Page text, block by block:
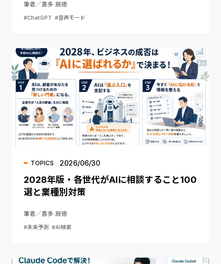
筆者／喜多 辰徳
#ChatGPT #音声モード
TOPICS 2026/06/30
2028年版・各世代がAIに相談すること100
選と業種別対策
筆者／喜多 辰徳
#未来予測 #AI検索